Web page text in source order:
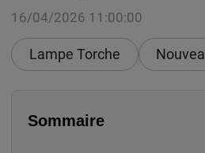
16/04/2026 11:00:00
Lampe Torche
Sommaire